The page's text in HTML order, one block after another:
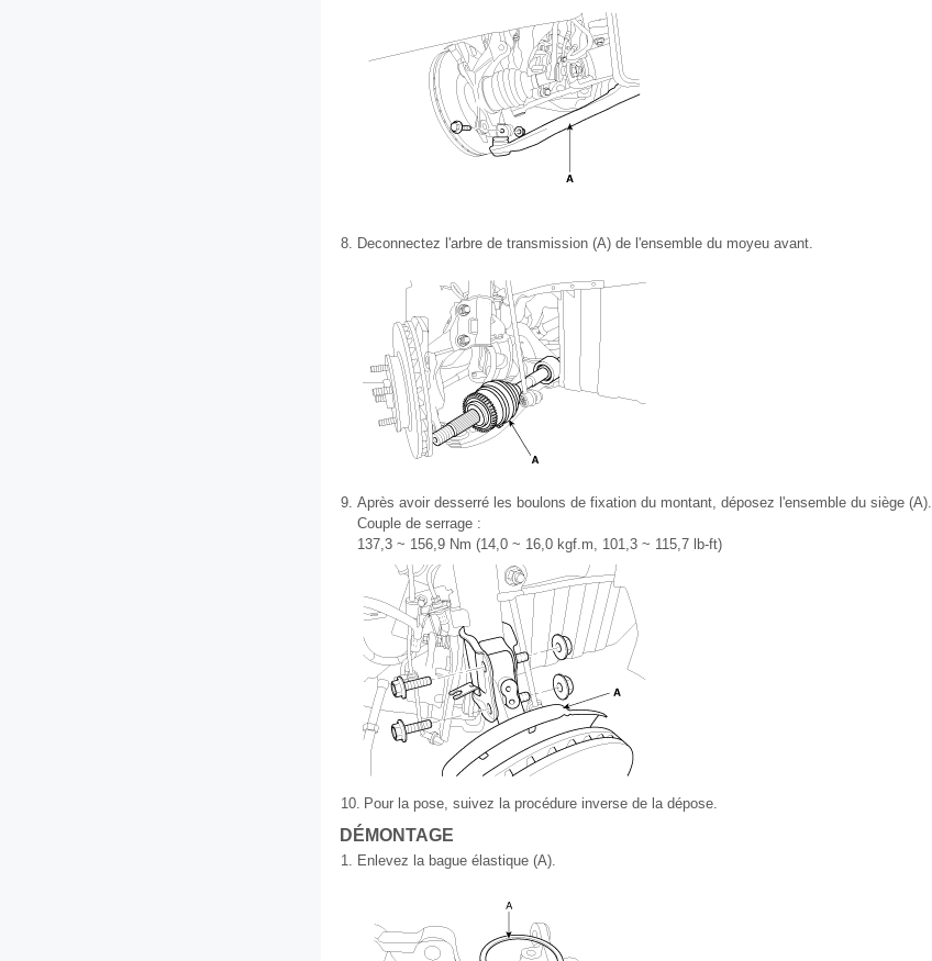
8. Deconnectez l'arbre de transmission (A) de l'ensemble du moyeu avant.
9. Après avoir desserré les boulons de fixation du montant, déposez l'ensemble du siège (A).
Couple de serrage :
137,3 ~ 156,9 Nm (14,0 ~ 16,0 kgf.m, 101,3 ~ 115,7 lb-ft)
10. Pour la pose, suivez la procédure inverse de la dépose.
DÉMONTAGE
1. Enlevez la bague élastique (A).